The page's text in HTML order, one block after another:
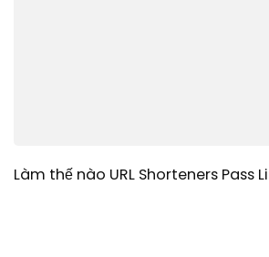
Làm thế nào URL Shorteners Pass